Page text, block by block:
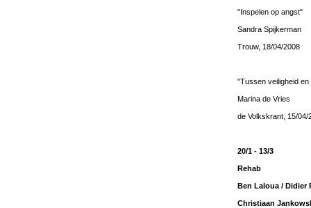
"Inspelen op angst"
Sandra Spijkerman
Trouw, 18/04/2008
"Tussen veiligheid
Marina de Vries
de Volkskrant, 15/04/
20/1 - 13/3
Rehab
Ben Laloua / Didier
Christiaan